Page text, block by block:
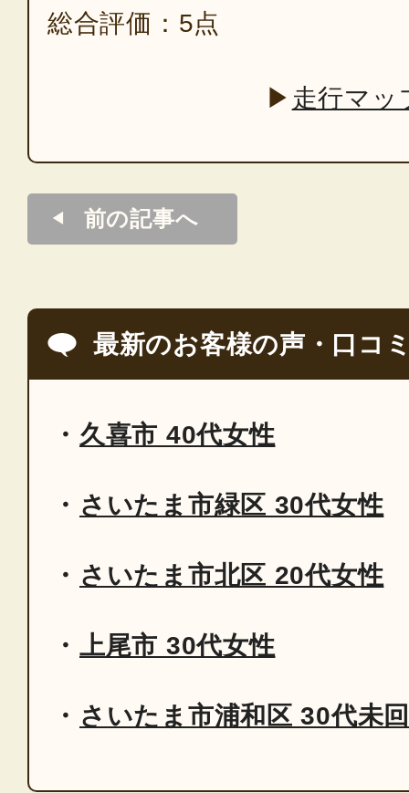
総合評価：5点
▶ 走行マッ
前の記事へ
最新のお客様の声・口コ
久喜市 40代女性
さいたま市緑区 30代女性
さいたま市北区 20代女性
上尾市 30代女性
さいたま市浦和区 30代未